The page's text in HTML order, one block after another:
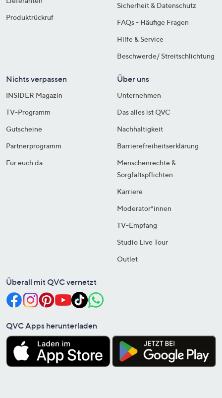
Produktrückruf
Sicherheit & Datenschutz
FAQs - Häufige Fragen
Hilfe & Service
Beschwerde/ Streitschlichtung
Nichts verpassen
INSIDER Magazin
TV-Programm
Gutscheine
Partnerprogramm
Für euch da
Über uns
Unternehmen
Das alles ist QVC
Nachhaltigkeit
Barrierefreiheitserklärung
Menschenrechte &
Sorgfaltspflichten
Karriere
Moderator*innen
TV-Empfang
Studio Live Tour
Outlet
Überall mit QVC vernetzt
QVC Apps herunterladen